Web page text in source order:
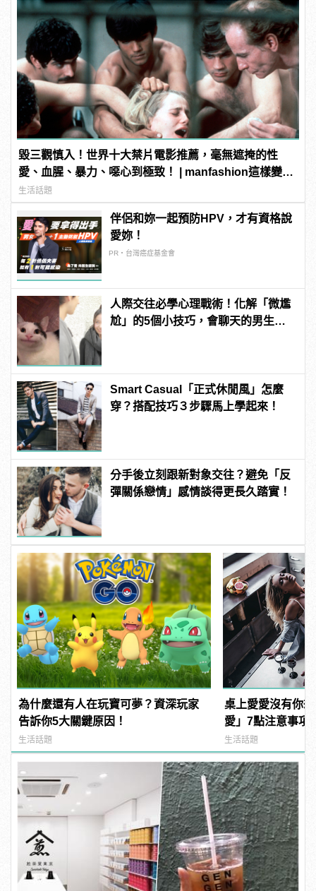
毀三觀慎入！世界十大禁片電影推薦，毫無遮掩的性
愛、血腥、暴力、噁心到極致！ | manfashion這樣變型
男
生活話題
伴侶和妳一起預防HPV，才有資格說
愛妳！
PR・台灣癌症基金會
人際交往必學心理戰術！化解「微尷
尬」的5個小技巧，會聊天的男生更
Smart Casual「正式休閒風」怎麼
穿？搭配技巧３步驟馬上學起來！
分手後立刻跟新對象交往？避免「反
彈關係戀情」感情談得更長久踏實！
為什麼還有人在玩寶可夢？資深玩家
告訴你5大關鍵原因！
生活話題
桌上愛愛沒有你
愛」7點注意事項
天！ |
生活話題